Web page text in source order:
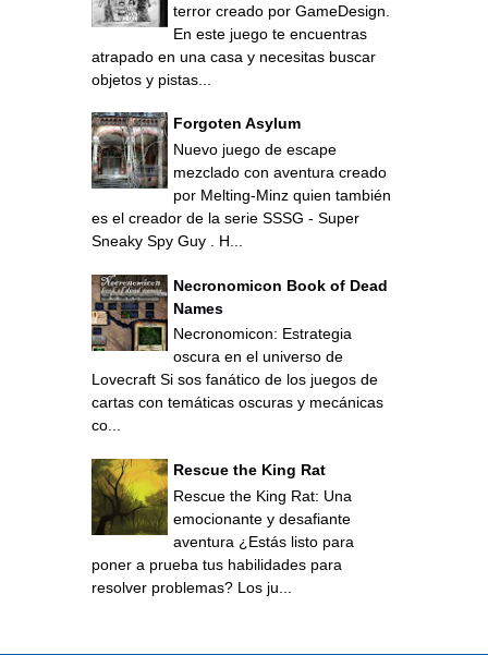
terror creado por GameDesign.
En este juego te encuentras
atrapado en una casa y necesitas buscar
objetos y pistas...
Forgoten Asylum
Nuevo juego de escape
mezclado con aventura creado
por Melting-Minz quien también
es el creador de la serie SSSG - Super
Sneaky Spy Guy . H...
Necronomicon Book of Dead
Names
Necronomicon: Estrategia
oscura en el universo de
Lovecraft Si sos fanático de los juegos de
cartas con temáticas oscuras y mecánicas
co...
Rescue the King Rat
Rescue the King Rat: Una
emocionante y desafiante
aventura ¿Estás listo para
poner a prueba tus habilidades para
resolver problemas? Los ju...